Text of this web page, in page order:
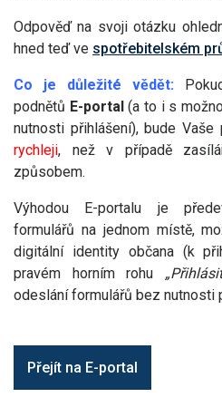
Odpověď na svoji otázku
hned teď ve spotřebitelském
Co je důležité vědět:
podnětů E-portal(a to i s
nutnosti přihlášení), bude Vaše
rychleji, než v případě
způsobem.
Výhodou E-portalu je
formulářů na jednom místě,
digitální identity občana (k
pravém horním rohu
odeslání formulářů bez nutnosti
Přejít na E-portal